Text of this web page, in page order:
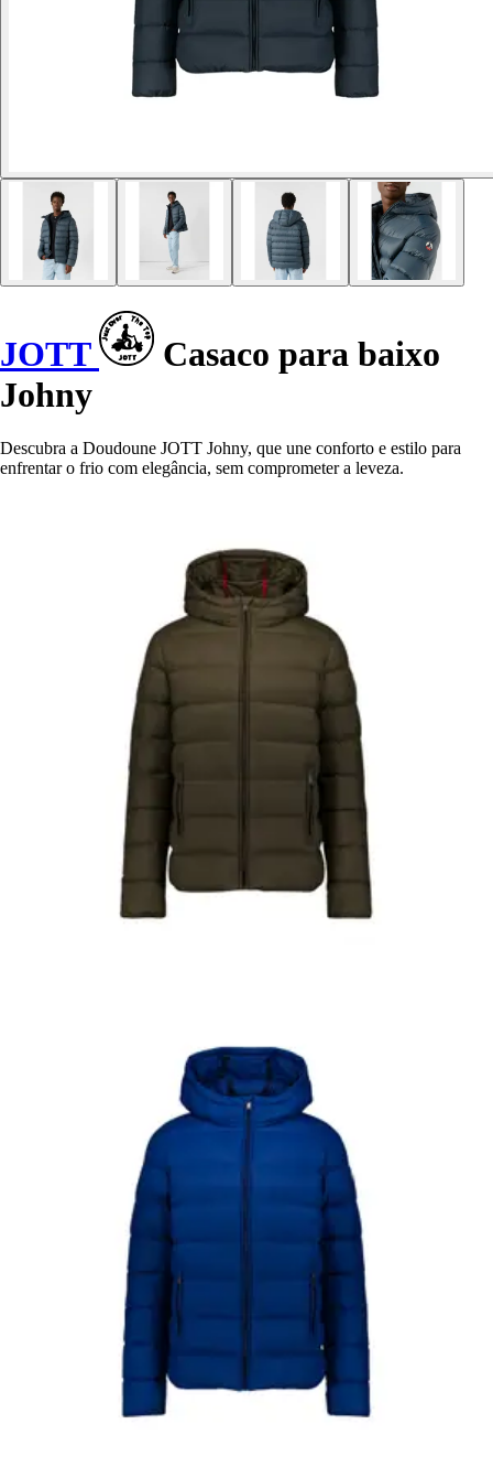
JOTT
Casaco para baixo
Johny
Descubra a Doudoune JOTT Johny, que une conforto e estilo para
enfrentar o frio com elegância, sem comprometer a leveza.